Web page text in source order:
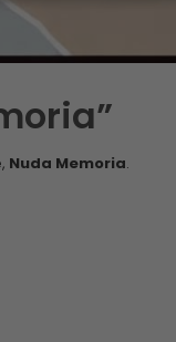
Nuda Memoria.